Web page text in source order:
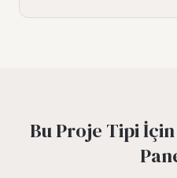
Bu Proje Tipi